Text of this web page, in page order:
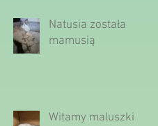
Natusia została
mamusią
Witamy maluszki